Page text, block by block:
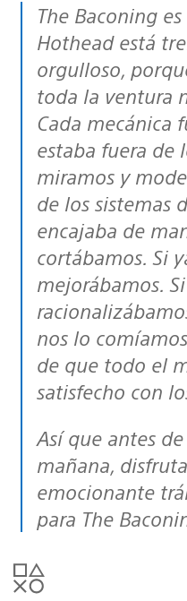
The Baconing es un juego del que
Hothead está
orgulloso,
toda la ventura
Cada mecánica
estaba fuera de
miramos y
de los sistemas
encajaba de
cortábamos. Si
mejorábamos.
nos lo
de que todo el
satisfecho con
Así que antes de descargároslo
mañana,
emocionante
para The